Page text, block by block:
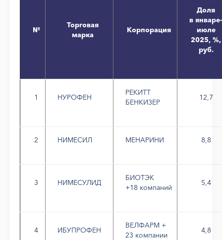
№
Торговая
марка
Корпорация
Доля
в январе-
июле
2025, %,
руб.
1 НУРОФЕН
РЕКИТТ
БЕНКИЗЕР
12,7
2 НИМЕСИЛ МЕНАРИНИ 8,8
3 НИМЕСУЛИД
БИОТЭК
+18 компаний
5,4
4 ИБУПРОФЕН
ВЕЛФАРМ +
23 компании
4,8